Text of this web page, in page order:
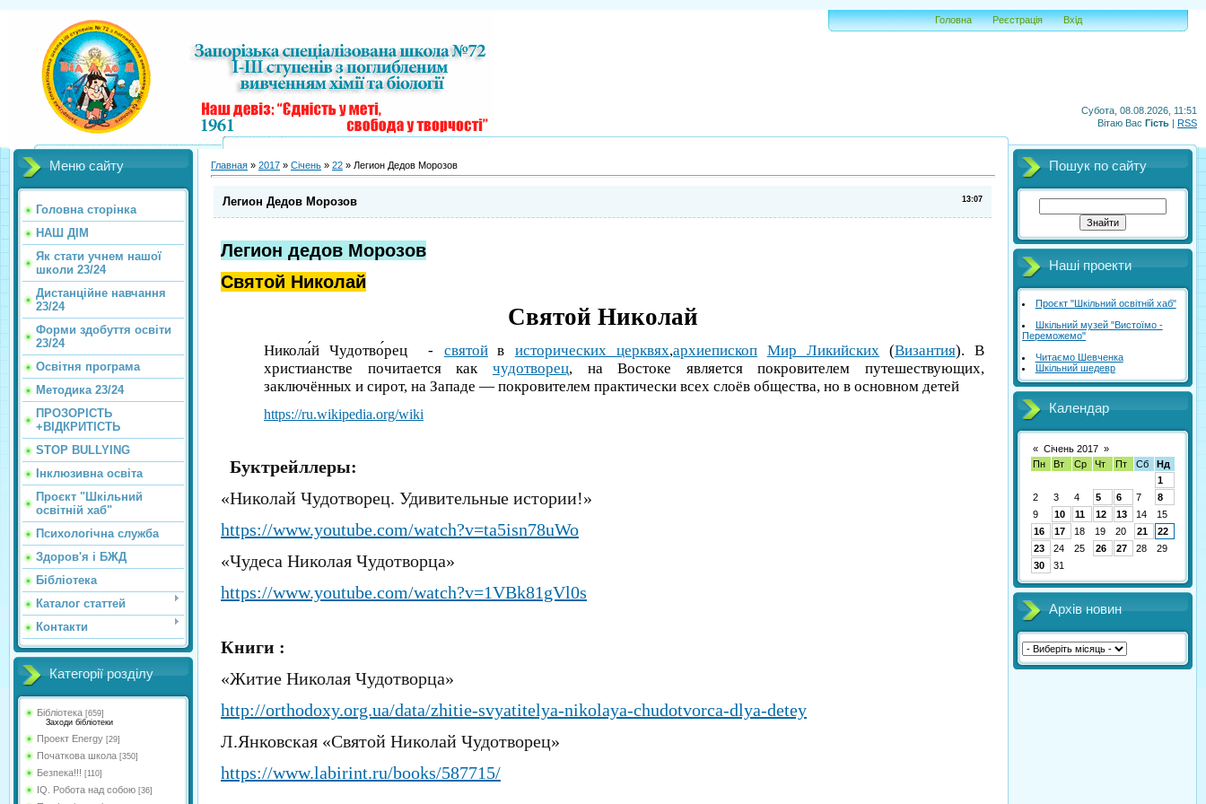
Субота, 08.08.2026, 11:51
Вітаю Вас Гість | RSS
Головна Реєстрація Вхід
Меню сайту
Головна сторінка
НАШ ДІМ
Як стати учнем нашої
школи 23/24
Дистанційне навчання
23/24
Форми здобуття освіти
23/24
Освітня програма
Методика 23/24
ПРОЗОРІСТЬ
+ВІДКРИТІСТЬ
STOP BULLYING
Інклюзивна освіта
Проєкт "Шкільний
освітній хаб"
Психологічна служба
Здоров'я і БЖД
Бібліотека
Каталог статтей
Контакти
Категорії розділу
Бібліотека [659]
Заходи бібліотеки
Проект Energy [29]
Початкова школа [350]
Безпека!!! [110]
IQ. Робота над собою [36]
Главная » 2017 » Січень » 22 » Легион Дедов Морозов
13:07
Легион Дедов Морозов
Легион дедов Морозов
Святой Николай
Святой Николай
Никола́й Чудотво́рец - святой в исторических церквях,архиепископ Мир Ликийских (Византия). В
христианстве почитается как чудотворец, на Востоке является покровителем путешествующих,
заключённых и сирот, на Западе — покровителем практически всех слоёв общества, но в основном детей
https://ru.wikipedia.org/wiki
Буктрейллеры:
«Николай Чудотворец. Удивительные истории!»
https://www.youtube.com/watch?v=ta5isn78uWo
«Чудеса Николая Чудотворца»
https://www.youtube.com/watch?v=1VBk81gVl0s
Книги :
«Житие Николая Чудотворца»
http://orthodoxy.org.ua/data/zhitie-svyatitelya-nikolaya-chudotvorca-dlya-detey
Л.Янковская «Святой Николай Чудотворец»
https://www.labirint.ru/books/587715/
Пошук по сайту
Наші проекти
Проєкт "Шкільний освітній хаб"
Шкільний музей "Вистоїмо -
Переможемо"
Читаємо Шевченка
Шкільний шедевр
Календар
« Січень 2017 »
Пн
Вт Ср Чт Пт Сб
Нд
1
2
3 4 5 6 7
8
9
10 11 12 13 14
15
16
17 18 19 20 21
22
23
24 25 26 27 28
29
30
31
Архів новин